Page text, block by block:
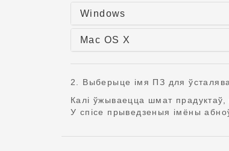
Windows
Mac OS X
2. Выберыце імя ПЗ для
Калі ўжываецца шмат
У спісе прыведзеныя імёны